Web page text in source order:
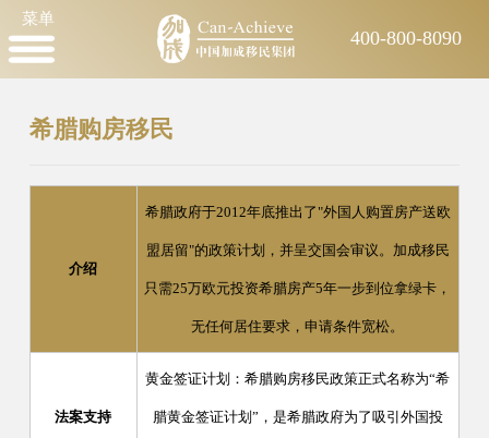
菜单
400-800-8090
希腊购房移民
介绍
希腊政府于2012年底推出了"外国人购置房产送欧
盟居留"的政策计划，并呈交国会审议。加成移民
只需25万欧元投资希腊房产5年一步到位拿绿卡，
无任何居住要求，申请条件宽松。
法案支持
黄金签证计划：希腊购房移民政策正式名称为“希
腊黄金签证计划”，是希腊政府为了吸引外国投